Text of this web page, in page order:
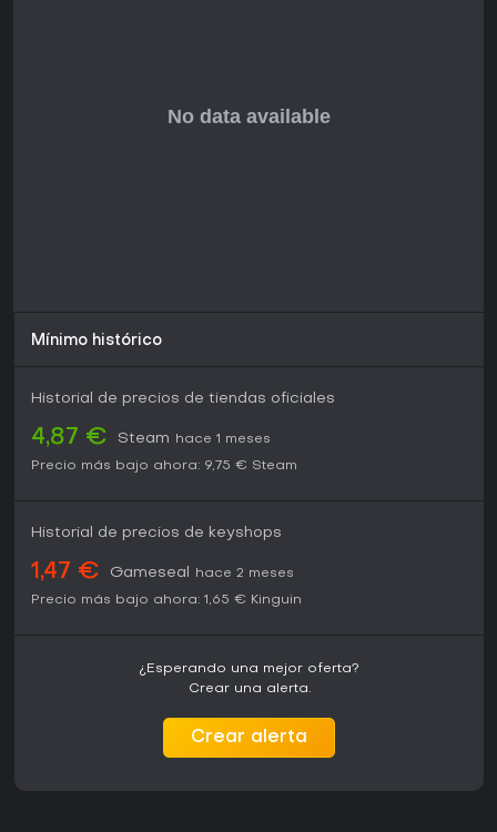
Si buscas juegos que premien la exploración y la
Mínimo histórico
Historial de precios de tiendas oficiales
4,87 € Steam
hace 1 meses
Precio más bajo ahora: 9,75 € Steam
Historial de precios de keyshops
1,47 € Gameseal
hace 2 meses
Precio más bajo ahora: 1,65 € Kinguin
¿Esperando una mejor oferta?
Crear una alerta.
Crear alerta